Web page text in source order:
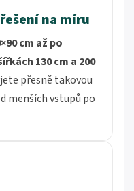
na míru
cm až po
130 cm a 200
přesně takovou
menších vstupů po